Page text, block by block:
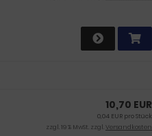
10,70 EUR
0,04 EUR pro Stück
zzgl. 19 % MwSt. zzgl.Versandkosten